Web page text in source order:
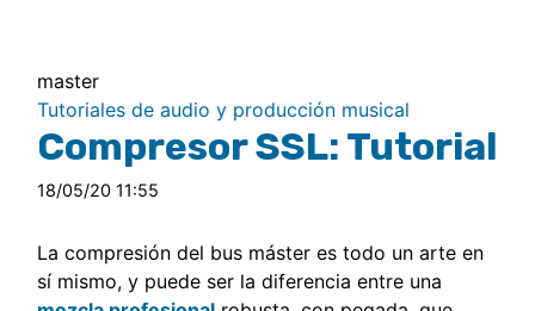
master
Tutoriales de audio y producción musical
Compresor SSL: Tutorial
18/05/20 11:55
La compresión del bus máster es todo un arte en
sí mismo, y puede ser la diferencia entre una